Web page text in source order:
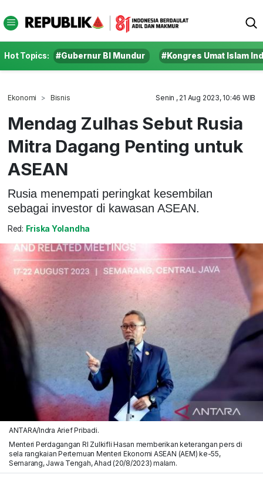
Hot Topics: #Gubernur BI Mundur #Kongres Umat Islam
Ekonomi Bisnis Senin , 21 Aug 2023, 10:46 WIB
Mendag Zulhas Sebut Rusia
Mitra Dagang Penting untuk
ASEAN
Rusia menempati peringkat kesembilan
sebagai investor di kawasan ASEAN.
Red: Friska Yolandha
ANTARA/Indra Arief Pribadi.
Menteri Perdagangan RI Zulkifli Hasan memberikan keterangan pers di
sela rangkaian Pertemuan Menteri Ekonomi ASEAN (AEM) ke-55,
Semarang, Jawa Tengah, Ahad (20/8/2023) malam.